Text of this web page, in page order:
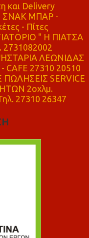
και Delivery
ΣΝΑΚ ΜΠΑΡ -
- Πίτες
" Η ΠΙΑΤΣΑ
ΛΕΩΝΙΔΑΣ
27310 20510
SERVICE
2οχλμ.
27310 26347